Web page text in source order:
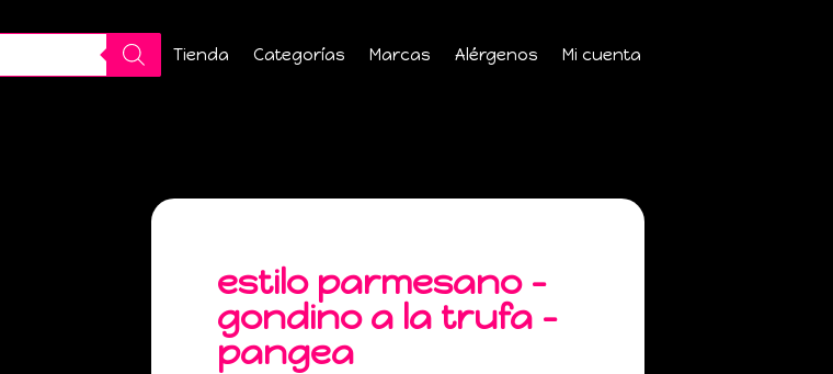
Tienda Categorías Marcas Alérgenos Mi cuenta
estilo parmesano –
gondino a la trufa –
pangea